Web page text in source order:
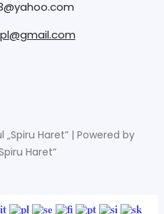
Haret” | Powered by
Haret”